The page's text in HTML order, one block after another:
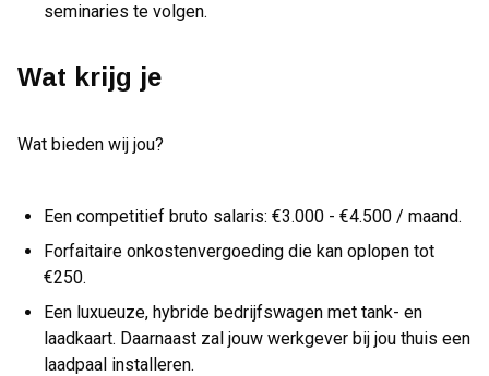
seminaries te volgen.
Wat krijg je
Wat bieden wij jou?
Een competitief bruto salaris: €3.000 - €4.500 / maand.
Forfaitaire onkostenvergoeding die kan oplopen tot
€250.
Een luxueuze, hybride bedrijfswagen met tank- en
laadkaart. Daarnaast zal jouw werkgever bij jou thuis een
laadpaal installeren.